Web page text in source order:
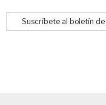
Suscríbete al boletín de